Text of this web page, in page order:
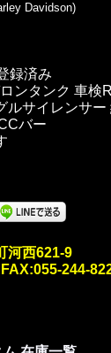
Davidson)
録済み
ンタンク 車検
ルサイレンサ
バー
河西621-9
244-